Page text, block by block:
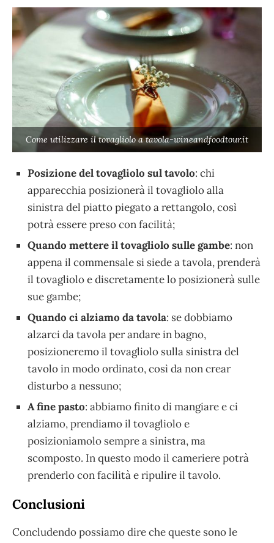
Come utilizzare il tovagliolo a tavola-wineandfoodtour.it
Posizione del tovagliolo sul tavolo: chi
apparecchia posizionerà il tovagliolo alla
sinistra del piatto piegato a rettangolo, così
potrà essere preso con facilità;
Quando mettere il tovagliolo sulle gambe: non
appena il commensale si siede a tavola, prenderà
il tovagliolo e discretamente lo posizionerà sulle
sue gambe;
Quando ci alziamo da tavola: se dobbiamo
alzarci da tavola per andare in bagno,
posizioneremo il tovagliolo sulla sinistra del
tavolo in modo ordinato, così da non crear
disturbo a nessuno;
A fine pasto: abbiamo finito di mangiare e ci
alziamo, prendiamo il tovagliolo e
posizioniamolo sempre a sinistra, ma
scomposto. In questo modo il cameriere potrà
prenderlo con facilità e ripulire il tavolo.
Conclusioni
Concludendo possiamo dire che queste sono le